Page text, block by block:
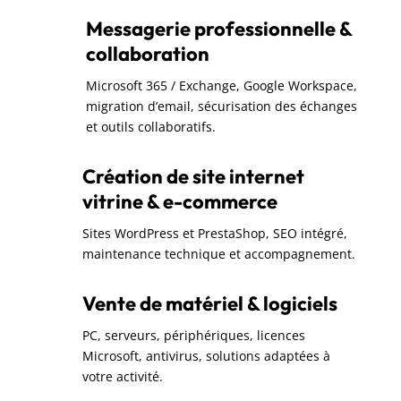
Messagerie professionnelle &
collaboration
Microsoft 365 / Exchange, Google Workspace,
migration d’email, sécurisation des échanges
et outils collaboratifs.
Création de site internet
vitrine & e-commerce
Sites WordPress et PrestaShop, SEO intégré,
maintenance technique et accompagnement.
Vente de matériel & logiciels
PC, serveurs, périphériques, licences
Microsoft, antivirus, solutions adaptées à
votre activité.